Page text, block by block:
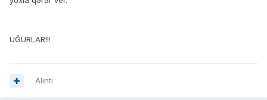
UĞURLAR!!!
Alıntı